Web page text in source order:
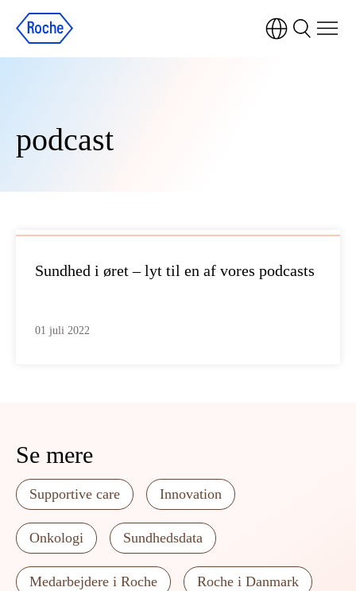
podcast
Sundhed i øret – lyt til en af vores podcasts
01 juli 2022
Se mere
Supportive care Innovation
Onkologi Sundhedsdata
Medarbejdere i Roche Roche i Danmark